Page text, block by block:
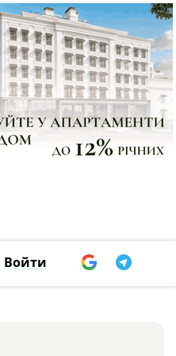
Войти